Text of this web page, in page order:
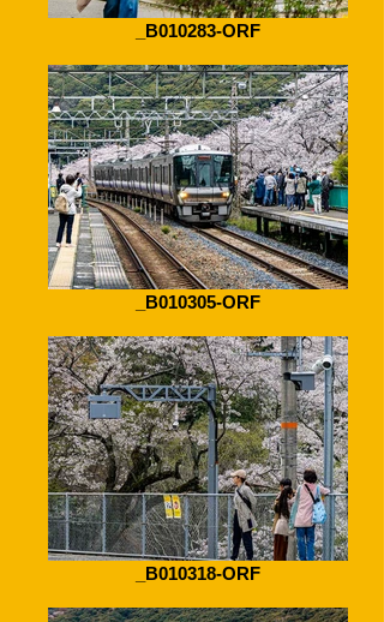
_B010283-ORF
_B010305-ORF
_B010318-ORF